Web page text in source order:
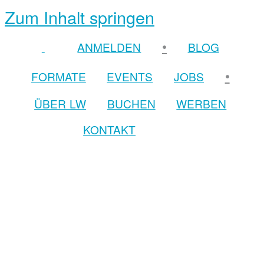
Zum Inhalt springen
ANMELDEN •
BLOG
FORMATE
EVENTS JOBS •
ÜBER LW BUCHEN
WERBEN
KONTAKT